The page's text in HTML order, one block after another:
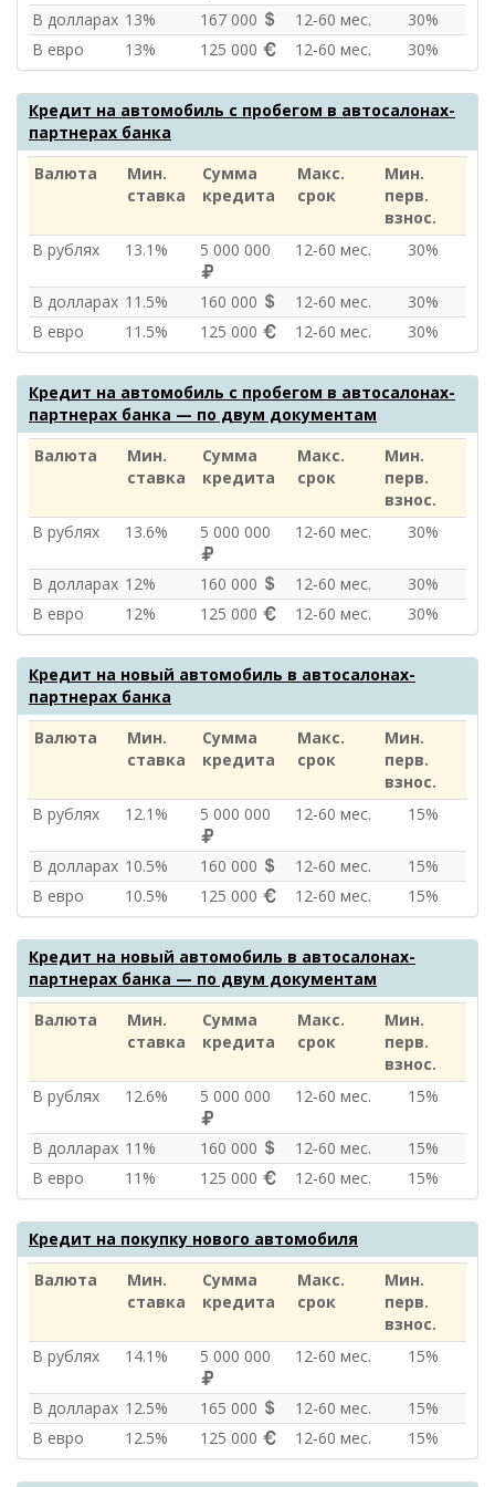
В долларах 13% 167 000 12‑60 мес.
30%
В евро
13% 125 000 12‑60 мес. 30%
Кредит на автомобиль с пробегом в автосалонах-
партнерах банка
Валюта
Мин.
ставка
Сумма
кредита
Макс.
срок
Мин.
перв.
взнос.
В рублях
13.1% 5 000 000 12‑60 мес. 30%
В долларах 11.5% 160 000 12‑60 мес.
30%
В евро
11.5% 125 000 12‑60 мес. 30%
Кредит на автомобиль с пробегом в автосалонах-
партнерах банка — по двум документам
Валюта
Мин.
ставка
Сумма
кредита
Макс.
срок
Мин.
перв.
взнос.
В рублях
13.6% 5 000 000 12‑60 мес. 30%
В долларах 12% 160 000 12‑60 мес.
30%
В евро
12% 125 000 12‑60 мес. 30%
Кредит на новый автомобиль в автосалонах-
партнерах банка
Валюта
Мин.
ставка
Сумма
кредита
Макс.
срок
Мин.
перв.
взнос.
В рублях
12.1% 5 000 000 12‑60 мес. 15%
В долларах 10.5% 160 000 12‑60 мес.
15%
В евро
10.5% 125 000 12‑60 мес. 15%
Кредит на новый автомобиль в автосалонах-
партнерах банка — по двум документам
Валюта
Мин.
ставка
Сумма
кредита
Макс.
срок
Мин.
перв.
взнос.
В рублях
12.6% 5 000 000 12‑60 мес. 15%
В долларах 11% 160 000 12‑60 мес.
15%
В евро
11% 125 000 12‑60 мес. 15%
Кредит на покупку нового автомобиля
Валюта
Мин.
ставка
Сумма
кредита
Макс.
срок
Мин.
перв.
взнос.
В рублях
14.1% 5 000 000 12‑60 мес. 15%
В долларах 12.5% 165 000 12‑60 мес.
15%
В евро
12.5% 125 000 12‑60 мес. 15%